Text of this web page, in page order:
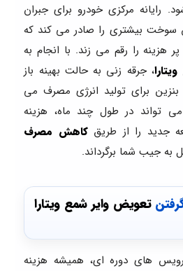
رایانه مرکزی خودرو برای جبران
سوخت بیشتری را صادر می کند که
را رقم می زند. با انجام به
، جرقه زنی به حالت بهینه باز
برای تولید انرژی مصرف می
تواند در طول چند ماه، هزینه
جدید را از طریقکاهش مصرف
به جیب شما برگرداند.
تعویض وایر شمع ویتارا
های دوره ای، همیشه هزینه